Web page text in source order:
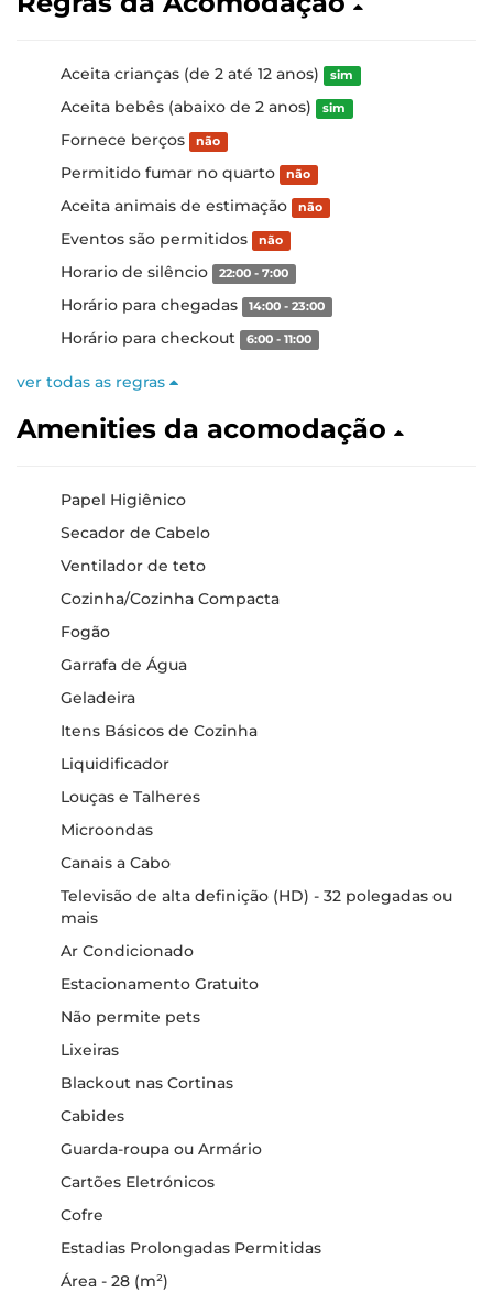
Aceita crianças (de 2 até 12 anos) sim
Aceita bebês (abaixo de 2 anos) sim
Fornece berços não
Permitido fumar no quarto não
Aceita animais de estimação não
Eventos são permitidos não
Horario de silêncio 22:00 - 7:00
Horário para chegadas 14:00 - 23:00
Horário para checkout 6:00 - 11:00
ver todas as regras
Amenities da acomodação
Papel Higiênico
Secador de Cabelo
Ventilador de teto
Cozinha/Cozinha Compacta
Fogão
Garrafa de Água
Geladeira
Itens Básicos de Cozinha
Liquidificador
Louças e Talheres
Microondas
Canais a Cabo
Televisão de alta definição (HD) - 32 polegadas ou
mais
Ar Condicionado
Estacionamento Gratuito
Não permite pets
Lixeiras
Blackout nas Cortinas
Cabides
Guarda-roupa ou Armário
Cartões Eletrónicos
Cofre
Estadias Prolongadas Permitidas
Área - 28 (m²)